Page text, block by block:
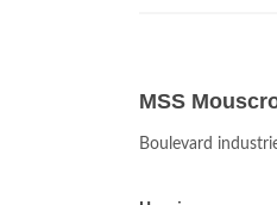
MSS
Boulevard